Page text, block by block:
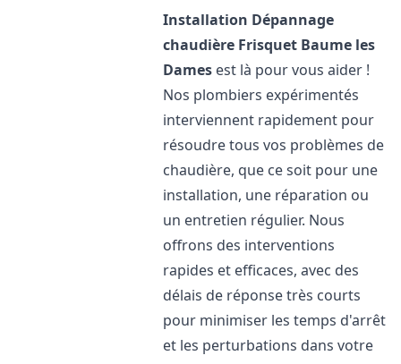
Installation Dépannage
chaudière Frisquet Baume les
Dames est là pour vous aider !
Nos plombiers expérimentés
interviennent rapidement pour
résoudre tous vos problèmes de
chaudière, que ce soit pour une
installation, une réparation ou
un entretien régulier. Nous
offrons des interventions
rapides et efficaces, avec des
délais de réponse très courts
pour minimiser les temps d'arrêt
et les perturbations dans votre